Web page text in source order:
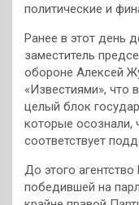
политические и
Ранее в этот день
заместитель
обороне Алексей
«Известиями», что
целый блок
которые осознали,
соответствует
До этого
победившей на